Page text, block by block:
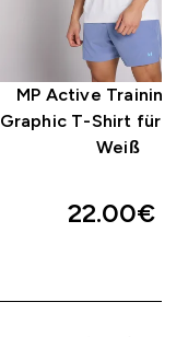
MP Active Training
Graphic T-Shirt für
Weiß
22.00€‎